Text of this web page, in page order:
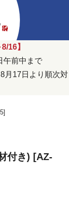
16】
午前中まで
月17日より順次対
付き) [AZ-